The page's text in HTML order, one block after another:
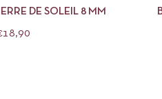
DE SOLEIL 8 MM
18,90